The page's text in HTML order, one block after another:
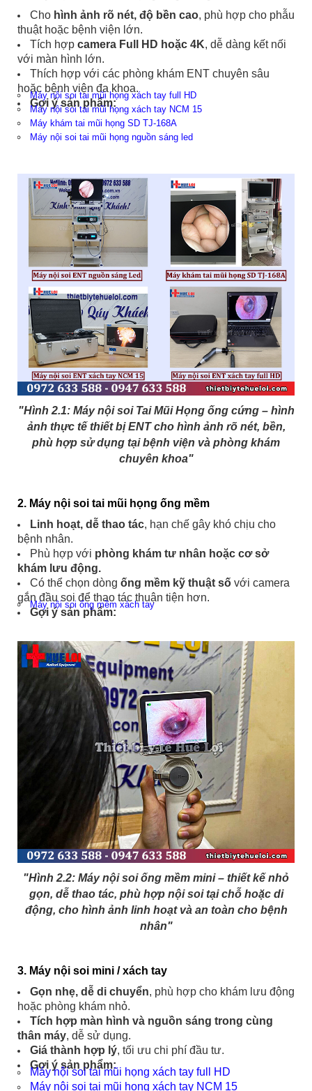
Cho hình ảnh rõ nét, độ bền cao, phù hợp cho phẫu
thuật hoặc bệnh viện lớn.
Tích hợp camera Full HD hoặc 4K, dễ dàng kết nối
với màn hình lớn.
Thích hợp với các phòng khám ENT chuyên sâu
hoặc bệnh viện đa khoa.
Gợi ý sản phẩm:
Máy nội soi tai mũi họng xách tay full HD
Máy nội soi tai mũi họng xách tay NCM 15
Máy khám tai mũi họng SD TJ-168A
Máy nội soi tai mũi họng nguồn sáng led
"Hình 2.1: Máy nội soi Tai Mũi Họng ống cứng – hình
ảnh thực tế thiết bị ENT cho hình ảnh rõ nét, bền,
phù hợp sử dụng tại bệnh viện và phòng khám
chuyên khoa"
2. Máy nội soi tai mũi họng ống mềm
Linh hoạt, dễ thao tác, hạn chế gây khó chịu cho
bệnh nhân.
Phù hợp với phòng khám tư nhân hoặc cơ sở
khám lưu động.
Có thể chọn dòng ống mềm kỹ thuật số với camera
gắn đầu soi để thao tác thuận tiện hơn.
Gợi ý sản phẩm:
Máy nội soi ống mềm xách tay
"Hình 2.2: Máy nội soi ống mềm mini – thiết kế nhỏ
gọn, dễ thao tác, phù hợp nội soi tại chỗ hoặc di
động, cho hình ảnh linh hoạt và an toàn cho bệnh
nhân"
3. Máy nội soi mini / xách tay
Gọn nhẹ, dễ di chuyển, phù hợp cho khám lưu động
hoặc phòng khám nhỏ.
Tích hợp màn hình và nguồn sáng trong cùng
thân máy, dễ sử dụng.
Giá thành hợp lý, tối ưu chi phí đầu tư.
Gợi ý sản phẩm:
Máy nội soi tai mũi họng xách tay full HD
Máy nội soi tai mũi họng xách tay NCM 15